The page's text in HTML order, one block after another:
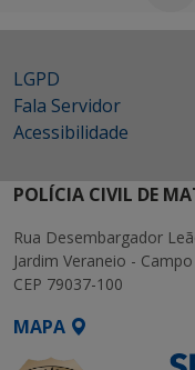
LGPD
Fala Servidor
Acessibilidade
POLÍCIA CIVIL DE
Rua Desembargador
Jardim Veraneio -
CEP 79037-100
MAPA